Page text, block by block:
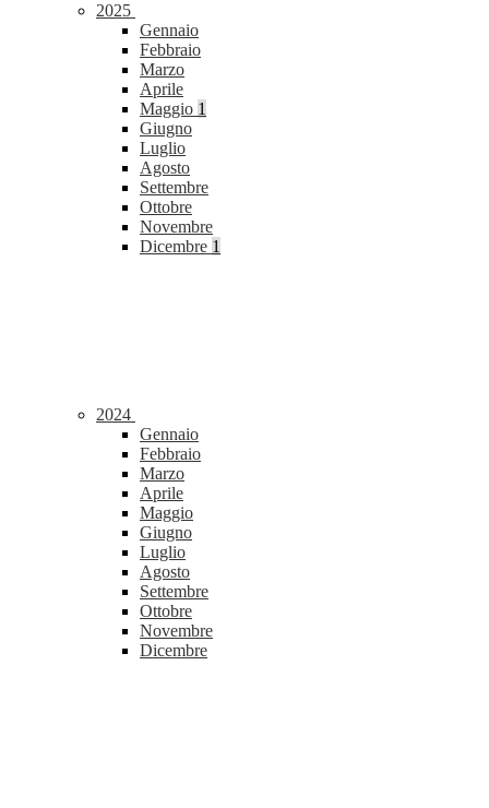
2025
Gennaio
Febbraio
Marzo
Aprile
Maggio 1
Giugno
Luglio
Agosto
Settembre
Ottobre
Novembre
Dicembre 1
2024
Gennaio
Febbraio
Marzo
Aprile
Maggio
Giugno
Luglio
Agosto
Settembre
Ottobre
Novembre
Dicembre